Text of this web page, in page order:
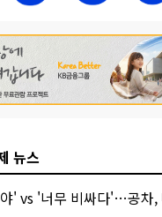
뉴스
'너무 비싸다'…공차, 매각 성공